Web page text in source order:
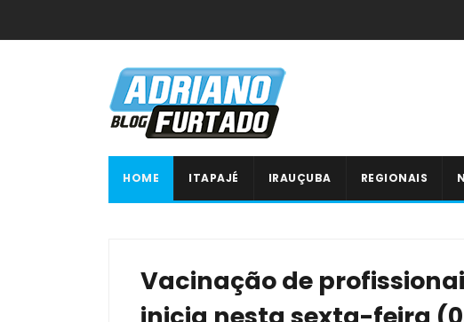
HOME ITAPAJÉ IRAUÇUBA REGIONAIS
Vacinação de